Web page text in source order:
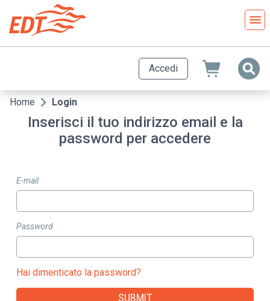
contenuto
principale
Accedi
Briciole
Home Login
Inserisci il tuo indirizzo email e la
password per accedere
E-mail
Password
Hai dimenticato la password?